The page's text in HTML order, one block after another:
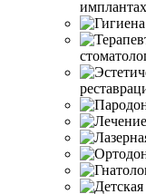
имплантах